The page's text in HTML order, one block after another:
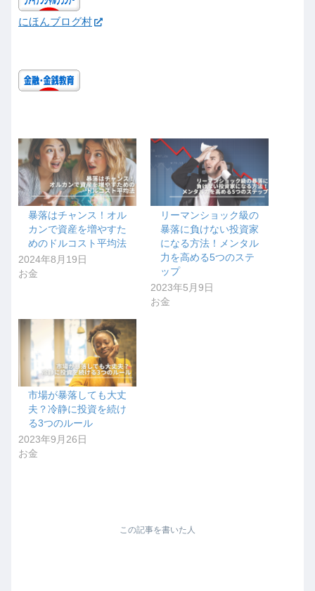
にほんブログ村
暴落はチャンス！オル
カンで資産を増やすた
めのドルコスト平均法
2024年8月19日
お金
リーマンショック級の
暴落に負けない投資家
になる方法！メンタル
力を高める5つのステ
ップ
2023年5月9日
お金
市場が暴落しても大丈
夫？冷静に投資を続け
る3つのルール
2023年9月26日
お金
この記事を書いた人